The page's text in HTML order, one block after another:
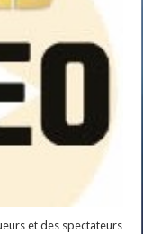
Gameplay
et
Intensité
et des spectateurs